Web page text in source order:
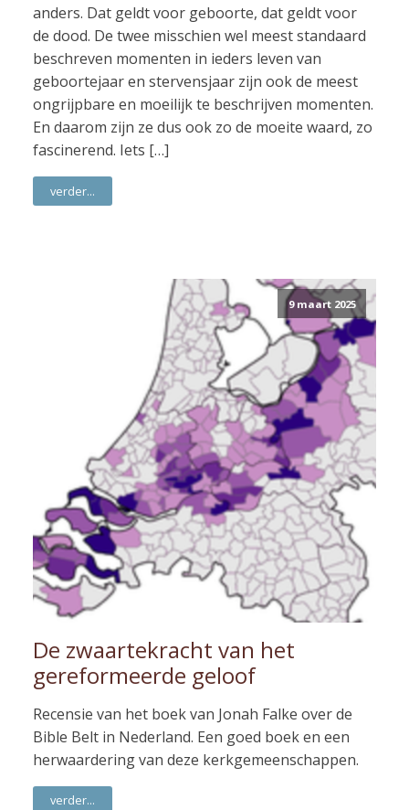
anders. Dat geldt voor geboorte, dat geldt voor
de dood. De twee misschien wel meest standaard
beschreven momenten in ieders leven van
geboortejaar en stervensjaar zijn ook de meest
ongrijpbare en moeilijk te beschrijven momenten.
En daarom zijn ze dus ook zo de moeite waard, zo
fascinerend. Iets […]
verder...
9 maart 2025
De zwaartekracht van het
gereformeerde geloof
Recensie van het boek van Jonah Falke over de
Bible Belt in Nederland. Een goed boek en een
herwaardering van deze kerkgemeenschappen.
verder...